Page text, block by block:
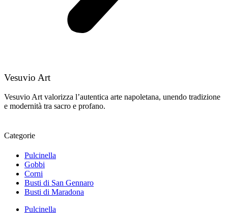
Vesuvio Art
Vesuvio Art valorizza l’autentica arte napoletana, unendo tradizione
e modernità tra sacro e profano.
Categorie
Pulcinella
Gobbi
Corni
Busti di San Gennaro
Busti di Maradona
Pulcinella